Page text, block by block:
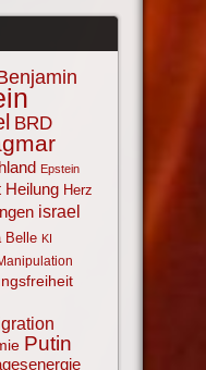
BRD
Epstein
Heilung Herz
israel
Belle KI
Putin